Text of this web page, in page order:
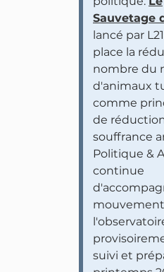
Sauvetage
lancé par
place la
nombre du
d'animaux
comme
de
souffrance
Politique &
continue
suivi et